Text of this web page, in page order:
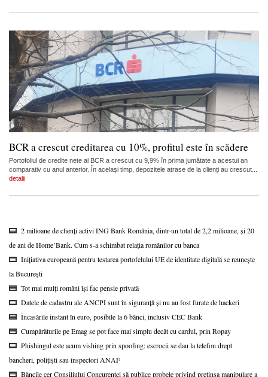
BCR a crescut creditarea cu 10%, profitul este în scădere
Portofoliul de credite nete al BCR a crescut cu 9,9% în prima jumătate a acestui an
comparativ cu anul anterior. În același timp, depozitele atrase de la clienți au crescut...
detalii
2 milioane de clienți activi ING Bank România, dintr-un total de 2,2 milioane, și 20
de ani de Home’Bank. Cum s-a schimbat relația românilor cu banca
Inițiativa europeană pentru testarea portofelului UE de identitate digitală se reunește
la București
Tot mai mulți români își fac pensie privată
Datele de cadastru ale ANCPI sunt în siguranță și nu au fost furate de hackeri
Încasările instant în euro, posibile la 6 bănci, inclusiv CEC Bank
Cumpărăturile pe Emag se pot face mai simplu decât cu cardul, prin Ropay
Phishingul este acum vishing prin spoofing: escrocii se dau la telefon drept
bancheri, polițiști sau inspectori ANAF
Băncile cer Consiliului Concurenței să publice probele privind pretinsa manipulare a